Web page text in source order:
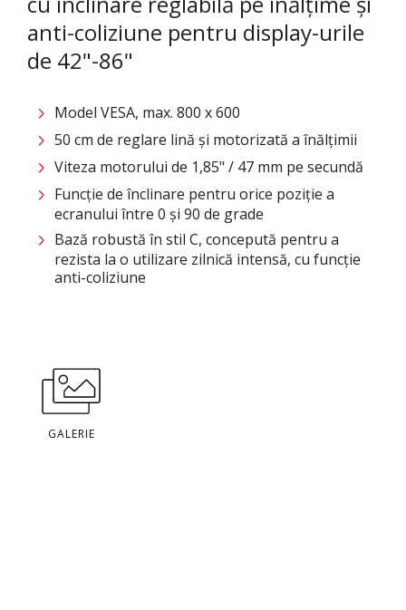
anti-coliziune pentru display-urile
de 42"-86"
Model VESA, max. 800 x 600
50 cm de reglare lină și motorizată a înălțimii
Viteza motorului de 1,85" / 47 mm pe secundă
Funcție de înclinare pentru orice poziție a
ecranului între 0 și 90 de grade
Bază robustă în stil C, concepută pentru a
rezista la o utilizare zilnică intensă, cu funcție
anti-coliziune
GALERIE